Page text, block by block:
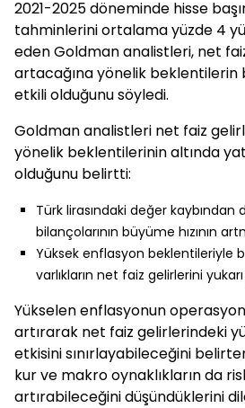
2021-2025 döneminde hisse
tahminlerini ortalama yüzde 4
eden Goldman analistleri, net
artacağına yönelik beklentilerin
etkili olduğunu söyledi.
Goldman analistleri net faiz
yönelik beklentilerinin altında
olduğunu belirtti:
Türk lirasındaki değer kaybından
bilançolarının büyüme hızının
Yüksek enflasyon beklentileriyle
varlıkların net faiz gelirlerini
Yükselen enflasyonun
artırarak net faiz gelirlerindeki
etkisini sınırlayabileceğini
kur ve makro oynaklıkların da
artırabileceğini düşündüklerini